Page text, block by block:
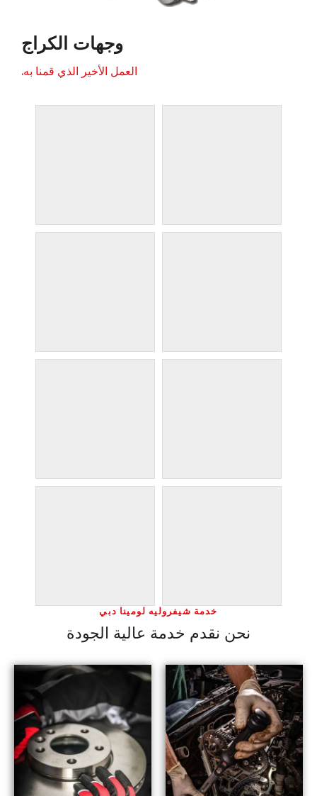
وجهات الكراج
العمل الأخير الذي قمنا به.
خدمة شيفروليه لومينا دبي
نحن نقدم خدمة عالية الجودة